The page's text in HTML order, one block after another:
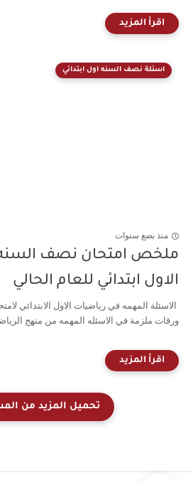
اسئلة نصف السنه اول ابتدائي
منذ بضع سنوات
ملخص امتحان نصف
الاول ابتدائي للعام الحالي
ورقات ملزمة في الاسئله المهمه من منهج